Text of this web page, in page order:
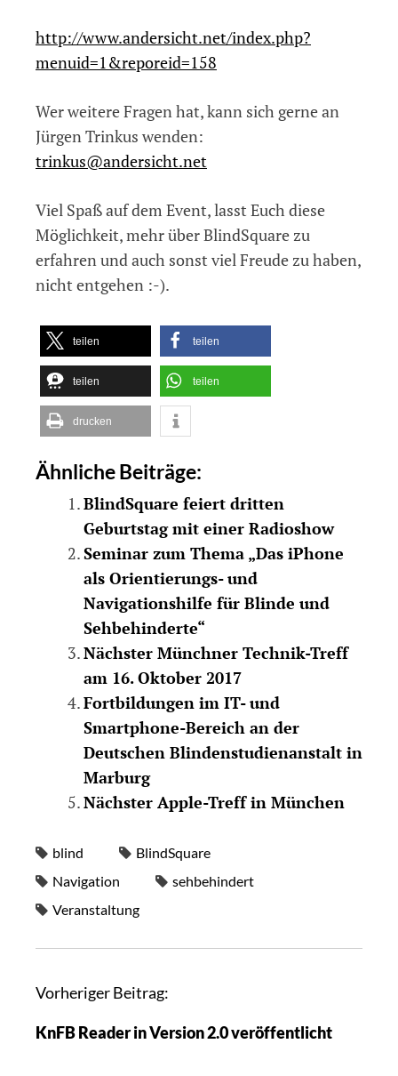
http://www.andersicht.net/index.php?
menuid=1&reporeid=158
Wer weitere Fragen hat, kann sich gerne an
Jürgen Trinkus wenden:
trinkus@andersicht.net
Viel Spaß auf dem Event, lasst Euch diese
Möglichkeit, mehr über BlindSquare zu
erfahren und auch sonst viel Freude zu haben,
nicht entgehen :-).
teilen teilen
teilen teilen
drucken
Ähnliche Beiträge:
BlindSquare feiert dritten
Geburtstag mit einer Radioshow
Seminar zum Thema „Das iPhone
als Orientierungs- und
Navigationshilfe für Blinde und
Sehbehinderte“
Nächster Münchner Technik-Treff
am 16. Oktober 2017
Fortbildungen im IT- und
Smartphone-Bereich an der
Deutschen Blindenstudienanstalt in
Marburg
Nächster Apple-Treff in München
blind
BlindSquare
Navigation
sehbehindert
Veranstaltung
Vorheriger Beitrag:
KnFB Reader in Version 2.0 veröffentlicht